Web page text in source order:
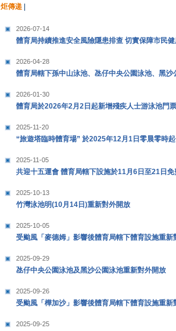
炬傳递
2026-07-14
體育局持續推進安全風險隱患排查 切實保障市民
2026-04-28
體育局轄下孫中山泳池、氹仔中央公園泳池、黑
2026-01-30
體育局於2026年2月2日起新增殘疾人士游泳池門
2025-11-20
“旅遊塔臨時體育場” 於2025年12月1日零晨零時
2025-11-05
共迎十五運會 體育局轄下設施於11月6日至21日免
2025-10-13
竹灣泳池明(10月14日)重新對外開放
2025-10-05
受颱風「麥德姆」影響後體育局轄下體育設施重新
2025-09-29
氹仔中央公園泳池及黑沙公園泳池重新對外開放
2025-09-26
受颱風「樺加沙」影響後體育局轄下體育設施重新
2025-09-25